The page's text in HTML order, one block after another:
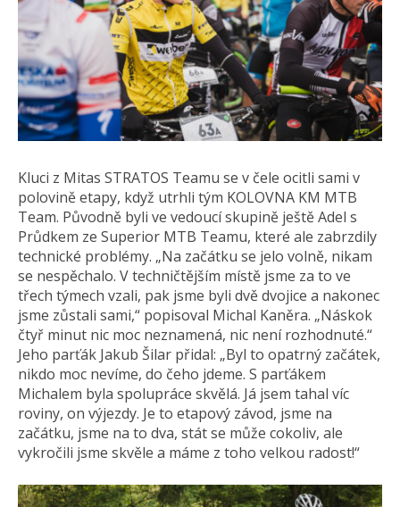
Kluci z Mitas STRATOS Teamu se v čele ocitli sami v
polovině etapy, když utrhli tým KOLOVNA KM MTB
Team. Původně byli ve vedoucí skupině ještě Adel s
Průdkem ze Superior MTB Teamu, které ale zabrzdily
technické problémy. „Na začátku se jelo volně, nikam
se nespěchalo. V techničtějším místě jsme za to ve
třech týmech vzali, pak jsme byli dvě dvojice a nakonec
jsme zůstali sami,“ popisoval Michal Kaněra. „Náskok
čtyř minut nic moc neznamená, nic není rozhodnuté.“
Jeho parťák Jakub Šilar přidal: „Byl to opatrný začátek,
nikdo moc nevíme, do čeho jdeme. S parťákem
Michalem byla spolupráce skvělá. Já jsem tahal víc
roviny, on výjezdy. Je to etapový závod, jsme na
začátku, jsme na to dva, stát se může cokoliv, ale
vykročili jsme skvěle a máme z toho velkou radost!“